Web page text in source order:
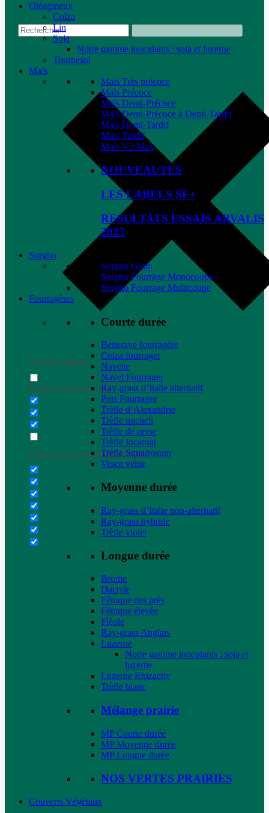
Generic filters
Exact matches only
Filter by Custom Post Type
Oléagineux
Colza
Lin
Soja
Notre gamme inoculants : soja et luzerne
Tournesol
Maïs
Maïs Très précoce
Maïs Précoce
Maïs Demi-Précoce
Maïs Demi-Précoce à Demi-Tardif
Maïs Demi-Tardif
Maïs Tardif
Maïs V2 Max
NOUVEAUTES
LES LABELS SF+
RESULTATS ESSAIS ARVALIS
2025
Sorgho
Sorgho Grain
Sorgho Fourrage Monocoupe
Sorgho Fourrage Multicoupe
Fourragères
Courte durée
Betterave fourragère
Colza fourrager
Navette
Navet Fourrager
Ray-grass d’Italie alternatif
Pois Fourrager
Trèfle d’Alexandrie
Trèfle micheli
Trèfle de perse
Trèfle Incarnat
Trèfle Squarrosum
Vesce velue
Moyenne durée
Ray-grass d’Italie non-alternatif
Ray-grass hybride
Trèfle violet
Longue durée
Brome
Dactyle
Fétuque des prés
Fétuque élevée
Fléole
Ray-grass Anglais
Luzerne
Notre gamme inoculants : soja et
luzerne
Luzerne Rhizactiv
Trèfle blanc
Mélange prairie
MP Courte durée
MP Moyenne durée
MP Longue durée
NOS VERTES PRAIRIES
Couverts Végétaux